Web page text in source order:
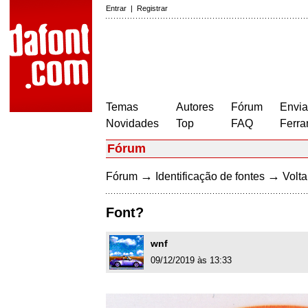
Entrar | Registrar
Temas
Novidades
Autores
Top
Fórum
FAQ
Fórum
Fórum → Identificação de fontes →
Font?
wnf
09/12/2019 às 13:33